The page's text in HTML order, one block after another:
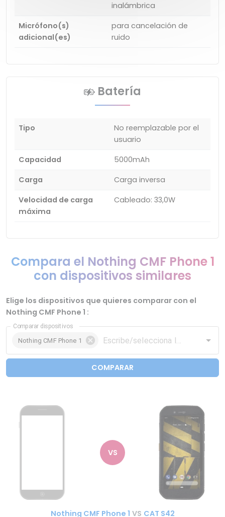
inalámbrica
Micrófono(s)
adicional(es)
para cancelación de
ruido
Batería
Tipo
No reemplazable por el
usuario
Capacidad
5000mAh
Carga
Carga inversa
Velocidad de carga
máxima
Cableado: 33,0W
Compara el Nothing CMF Phone 1
con dispositivos similares
Elige los dispositivos que quieres comparar con el
Nothing CMF Phone 1 :
Comparar dispositivos
Nothing CMF Phone 1
COMPARAR
VS
Nothing CMF Phone 1 VS CAT S42